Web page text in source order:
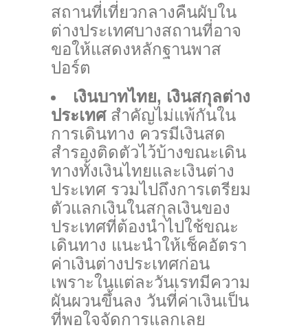
สถานที่เที่ยวกลางคืนผับใน
ต่างประเทศบางสถานที่อาจ
ขอให้แสดงหลักฐานพาส
ปอร์ต
เงินบาทไทย, เงินสกุลต่าง
ประเทศ สำคัญไม่แพ้กันใน
การเดินทาง ควรมีเงินสด
สำรองติดตัวไว้บ้างขณะเดิน
ทางทั้งเงินไทยและเงินต่าง
ประเทศ รวมไปถึงการเตรียม
ตัวแลกเงินในสกุลเงินของ
ประเทศที่ต้องนำไปใช้ขณะ
เดินทาง แนะนำให้เช็คอัตรา
ค่าเงินต่างประเทศก่อน
เพราะในแต่ละวันเรทมีความ
ผันผวนขึ้นลง วันที่ค่าเงินเป็น
ที่พอใจจัดการแลกเลย